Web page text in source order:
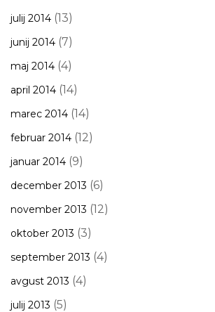
julij 2014 (13)
junij 2014 (7)
maj 2014 (4)
april 2014 (14)
marec 2014 (14)
februar 2014 (12)
januar 2014 (9)
december 2013 (6)
november 2013 (12)
oktober 2013 (3)
september 2013 (4)
avgust 2013 (4)
julij 2013 (5)